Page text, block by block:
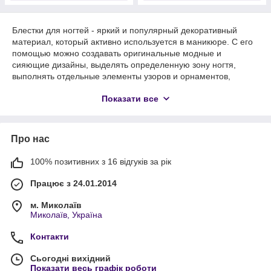
Блестки для ногтей - яркий и популярный декоративный
материал, который активно используется в маникюре. С его
помощью можно создавать оригинальные модные и
сияющие дизайны, выделять определенную зону ногтя,
выполнять отдельные элементы узоров и орнаментов,
Показати все
Про нас
100% позитивних з 16 відгуків за рік
Працює з 24.01.2014
м. Миколаїв
Миколаїв, Україна
Контакти
Сьогодні вихідний
Показати весь графік роботи